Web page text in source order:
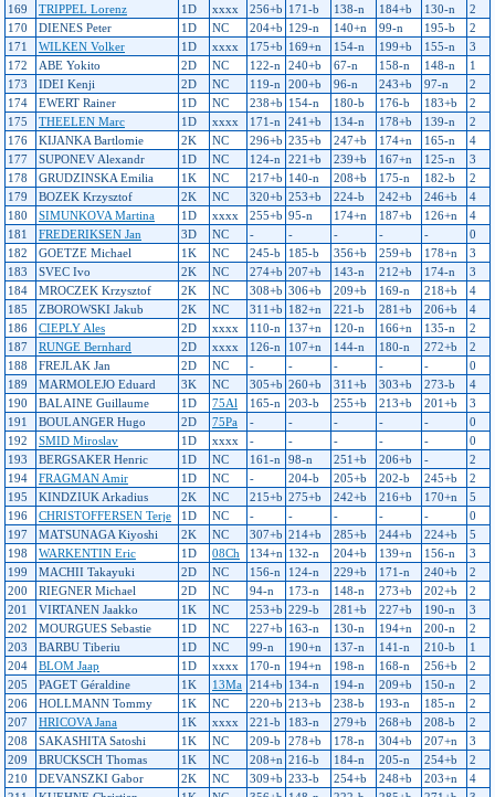
169 TRIPPEL Lorenz 1D xxxx 256+b 171-b 138-n 184+b 130-n
2
170
DIENES Peter 1D NC 204+b 129-n 140+n 99-n 195-b
2
171
WILKEN Volker 1D xxxx 175+b 169+n 154-n 199+b 155-n
3
172
ABE Yokito 2D NC 122-n 240+b 67-n 158-n 148-n
1
173
IDEI Kenji 2D NC 119-n 200+b 96-n 243+b 97-n
2
174
EWERT Rainer 1D NC 238+b 154-n 180-b 176-b 183+b
2
175
THEELEN Marc 1D xxxx 171-n 241+b 134-n 178+b 139-n
2
176
KIJANKA Bartlomie 2K NC 296+b 235+b 247+b 174+n 165-n
4
177
SUPONEV Alexandr 1D NC 124-n 221+b 239+b 167+n 125-n
3
178
GRUDZINSKA Emilia 1K NC 217+b 140-n 208+b 175-n 182-b
2
179
BOZEK Krzysztof 2K NC 320+b 253+b 224-b 242+b 246+b
4
180
SIMUNKOVA Martina 1D xxxx 255+b 95-n 174+n 187+b 126+n
4
181
FREDERIKSEN Jan 3D NC - - - - -
0
182
GOETZE Michael 1K NC 245-b 185-b 356+b 259+b 178+n
3
183
SVEC Ivo 2K NC 274+b 207+b 143-n 212+b 174-n
3
184
MROCZEK Krzysztof 2K NC 308+b 306+b 209+b 169-n 218+b
4
185
ZBOROWSKI Jakub 2K NC 311+b 182+n 221-b 281+b 206+b
4
186
CIEPLY Ales 2D xxxx 110-n 137+n 120-n 166+n 135-n
2
187
RUNGE Bernhard 2D xxxx 126-n 107+n 144-n 180-n 272+b
2
188
FREJLAK Jan 2D NC - - - - -
0
189
MARMOLEJO Eduard 3K NC 305+b 260+b 311+b 303+b 273-b
4
190
BALAINE Guillaume 1D 75Al 165-n 203-b 255+b 213+b 201+b
3
191
BOULANGER Hugo 2D 75Pa - - - - -
0
192
SMID Miroslav 1D xxxx - - - - -
0
193
BERGSAKER Henric 1D NC 161-n 98-n 251+b 206+b -
2
194
FRAGMAN Amir 1D NC - 204-b 205+b 202-b 245+b
2
195
KINDZIUK Arkadius 2K NC 215+b 275+b 242+b 216+b 170+n
5
196
CHRISTOFFERSEN Terje 1D NC - - - - -
0
197
MATSUNAGA Kiyoshi 2K NC 307+b 214+b 285+b 244+b 224+b
5
198
WARKENTIN Eric 1D 08Ch 134+n 132-n 204+b 139+n 156-n
3
199
MACHII Takayuki 2D NC 156-n 124-n 229+b 171-n 240+b
2
200
RIEGNER Michael 2D NC 94-n 173-n 148-n 273+b 202+b
2
201
VIRTANEN Jaakko 1K NC 253+b 229-b 281+b 227+b 190-n
3
202
MOURGUES Sebastie 1D NC 227+b 163-n 130-n 194+n 200-n
2
203
BARBU Tiberiu 1D NC 99-n 190+n 137-n 141-n 210-b
1
204
BLOM Jaap 1D xxxx 170-n 194+n 198-n 168-n 256+b
2
205
PAGET Géraldine 1K 13Ma 214+b 134-n 194-n 209+b 150-n
2
206
HOLLMANN Tommy 1K NC 220+b 213+b 238-b 193-n 185-n
2
207
HRICOVA Jana 1K xxxx 221-b 183-n 279+b 268+b 208-b
2
208
SAKASHITA Satoshi 1K NC 209-b 278+b 178-n 304+b 207+n
3
209
BRUCKSCH Thomas 1K NC 208+n 216-b 184-n 205-n 254+b
2
210
DEVANSZKI Gabor 2K NC 309+b 233-b 254+b 248+b 203+n
4